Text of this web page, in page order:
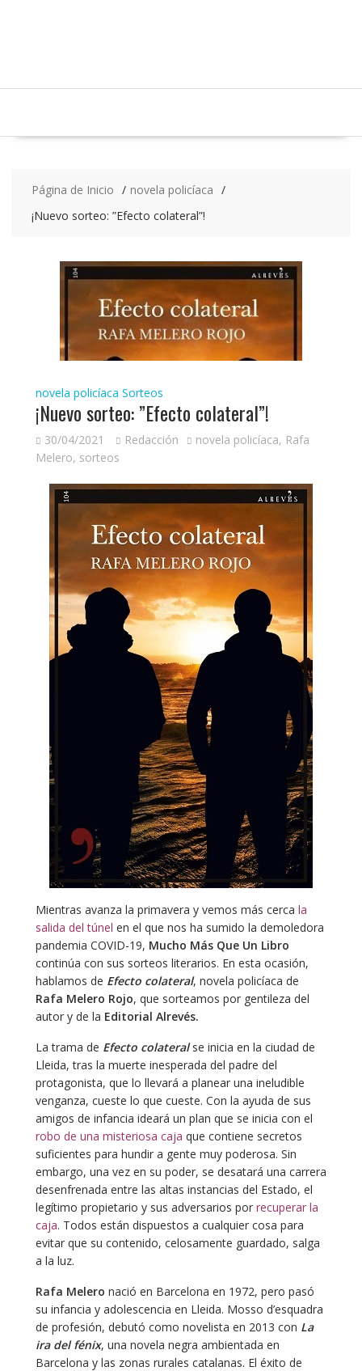
Página de Inicio
novela policíaca
¡Nuevo sorteo: ”Efecto colateral”!
novela policíaca Sorteos
¡Nuevo sorteo: ”Efecto colateral”!
30/04/2021 Redacción novela policíaca, Rafa
Melero, sorteos
Mientras avanza la primavera y vemos más cerca la
salida del túnel en el que nos ha sumido la demoledora
pandemia COVID-19, Mucho Más Que Un Libro
continúa con sus sorteos literarios. En esta ocasión,
hablamos de Efecto colateral, novela policíaca de
Rafa Melero Rojo, que sorteamos por gentileza del
autor y de la Editorial Alrevés.
La trama de Efecto colateralse inicia en la ciudad de
Lleida, tras la muerte inesperada del padre del
protagonista, que lo llevará a planear una ineludible
venganza, cueste lo que cueste. Con la ayuda de sus
amigos de infancia ideará un plan que se inicia con el
robo de una misteriosa caja que contiene secretos
suficientes para hundir a gente muy poderosa. Sin
embargo, una vez en su poder, se desatará una carrera
desenfrenada entre las altas instancias del Estado, el
legítimo propietario y sus adversarios por recuperar la
caja. Todos están dispuestos a cualquier cosa para
evitar que su contenido, celosamente guardado, salga
a la luz.
Rafa Melero nació en Barcelona en 1972, pero pasó
su infancia y adolescencia en Lleida. Mosso d’esquadra
de profesión, debutó como novelista en 2013 con La
ira del fénix, una novela negra ambientada en
Barcelona y las zonas rurales catalanas. El éxito de